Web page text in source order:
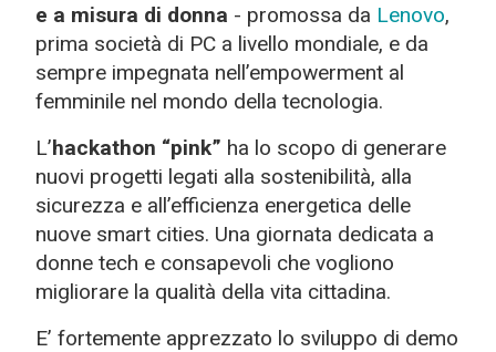
e a misura di donna - promossa da Lenovo,
prima società di PC a livello mondiale, e da
sempre impegnata nell’empowerment al
femminile nel mondo della tecnologia.
L’hackathon “pink” ha lo scopo di generare
nuovi progetti legati alla sostenibilità, alla
sicurezza e all’efficienza energetica delle
nuove smart cities. Una giornata dedicata a
donne tech e consapevoli che vogliono
migliorare la qualità della vita cittadina.
E’ fortemente apprezzato lo sviluppo di demo